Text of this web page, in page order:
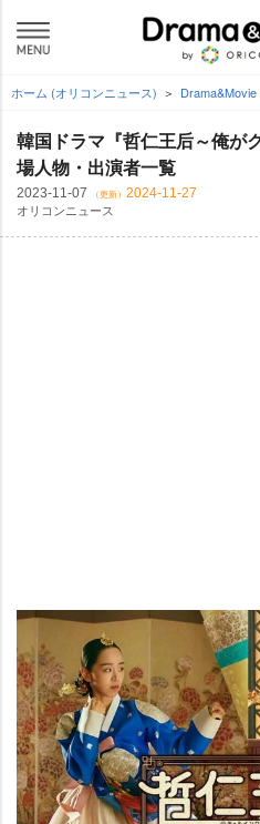
ホーム (オリコンニュース)
韓国ドラマ『哲仁王后～俺が
場人物・出演者一覧
2023-11-07 （更新） 2024-11-27
オリコンニュース